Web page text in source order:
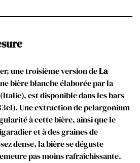
une troisième version deLa
bière blanche élaborée par la
est disponible dans les bars
Une extraction de pelargonium
à cette bière, ainsi que le
et à des graines de
dense, la bière se déguste
pas moins rafraîchissante.